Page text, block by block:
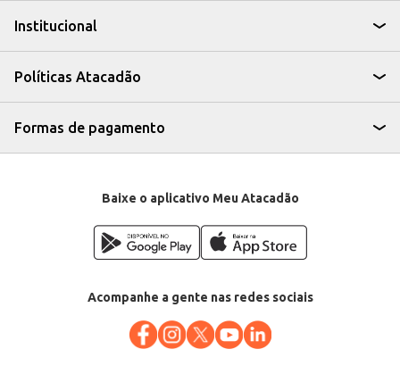
Institucional
Políticas Atacadão
Formas de pagamento
Baixe o aplicativo Meu Atacadão
Acompanhe a gente nas redes sociais